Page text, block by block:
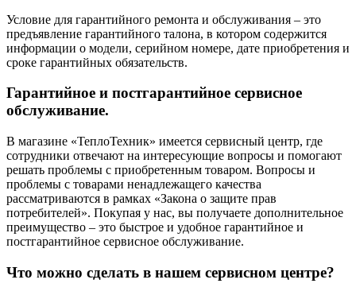
Условие для гарантийного ремонта и обслуживания – это
предъявление гарантийного талона, в котором содержится
информации о модели, серийном номере, дате приобретения и
сроке гарантийных обязательств.
Гарантийное и постгарантийное сервисное
обслуживание.
В магазине «ТеплоТехник» имеется сервисный центр, где
сотрудники отвечают на интересующие вопросы и помогают
решать проблемы с приобретенным товаром. Вопросы и
проблемы с товарами ненадлежащего качества
рассматриваются в рамках «Закона о защите прав
потребителей». Покупая у нас, вы получаете дополнительное
преимущество – это быстрое и удобное гарантийное и
постгарантийное сервисное обслуживание.
Что можно сделать в нашем сервисном центре?